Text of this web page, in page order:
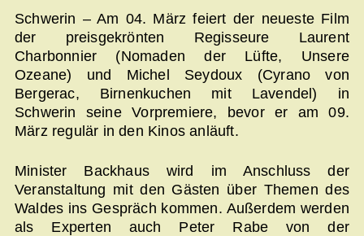
Schwerin – Am 04. März feiert der neueste Film
der preisgekrönten Regisseure Laurent
Charbonnier (Nomaden der Lüfte, Unsere
Ozeane) und Michel Seydoux (Cyrano von
Bergerac, Birnenkuchen mit Lavendel) in
Schwerin seine Vorpremiere, bevor er am 09.
März regulär in den Kinos anläuft.
Minister Backhaus wird im Anschluss der
Veranstaltung mit den Gästen über Themen des
Waldes ins Gespräch kommen. Außerdem werden
als Experten auch Peter Rabe von der